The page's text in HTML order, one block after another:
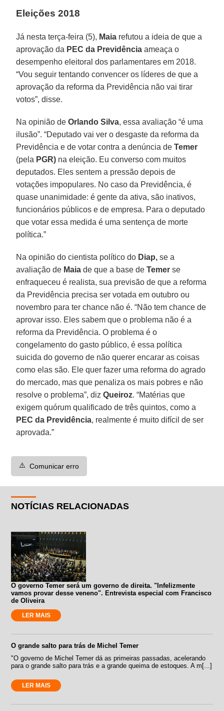
Eleições 2018
Já nesta terça-feira (5), Maia refutou a ideia de que a
aprovação da PEC da Previdência ameaça o
desempenho eleitoral dos parlamentares em 2018.
“Vou seguir tentando convencer os líderes de que a
aprovação da reforma da Previdência não vai tirar
votos”, disse.
Na opinião deOrlando Silva, essa avaliação “é uma
ilusão”. “Deputado vai ver o desgaste da reforma da
Previdência e de votar contra a denúncia deTemer
(pela PGR) na eleição. Eu converso com muitos
deputados. Eles sentem a pressão depois de
votações impopulares. No caso da Previdência, é
quase unanimidade: é gente da ativa, são inativos,
funcionários públicos e de empresa. Para o deputado
que votar essa medida é uma sentença de morte
política.”
Na opinião do cientista político do Diap, se a
avaliação de Maia de que a base deTemer se
enfraqueceu é realista, sua previsão de que a reforma
da Previdência precisa ser votada em outubro ou
novembro para ter chance não é. “Não tem chance de
aprovar isso. Eles sabem que o problema não é a
reforma da Previdência. O problema é o
congelamento do gasto público, é essa política
suicida do governo de não querer encarar as coisas
como elas são. Ele quer fazer uma reforma do agrado
do mercado, mas que penaliza os mais pobres e não
resolve o problema”, dizQueiroz. “Matérias que
exigem quórum qualificado de três quintos, como a
PEC da Previdência, realmente é muito difícil de ser
aprovada.”
⚠️ Comunicar erro
NOTÍCIAS RELACIONADAS
O governo Temer será um governo de direita. "Infelizmente
vamos provar desse veneno". Entrevista especial com Francisco
de Oliveira
LER MAIS
O grande salto para trás de Michel Temer
"O governo de Michel Temer dá as primeiras passadas, acelerando
para o grande salto para trás e a grande queima de estoques. A m[...]
LER MAIS